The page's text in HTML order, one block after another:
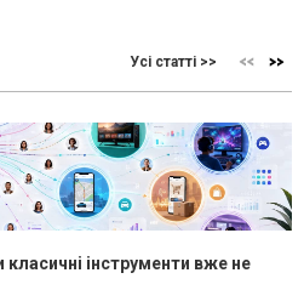
Усі статті >>
інструменти вже не